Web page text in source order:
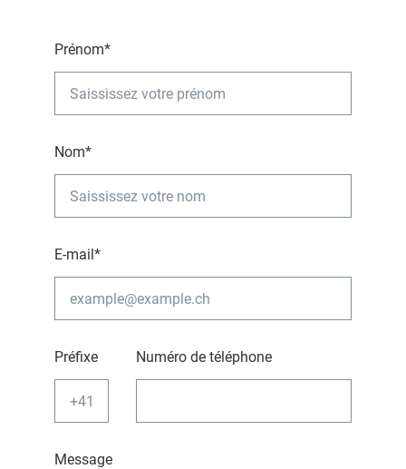
Prénom*
Nom*
E-mail*
Préfixe Numéro de téléphone
Message